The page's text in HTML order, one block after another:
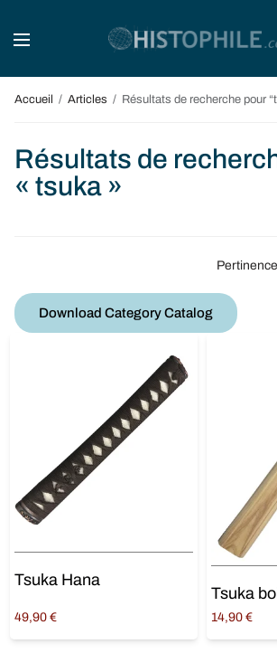
Accueil / Articles / Résultats de recherche pour
Résultats de
« tsuka »
Download Category Catalog
Tsuka Hana
49,90 €
Ajouter au panier
Tsuka
14,90 €
Lire la suite